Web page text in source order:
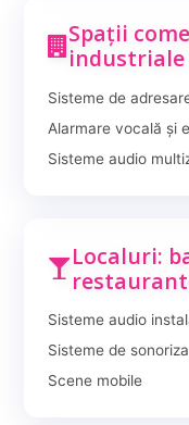
Spații
industriale
Sisteme de
Alarmare vocală și
Sisteme audio
Localuri:
Sisteme audio
Sisteme de
Scene mobile